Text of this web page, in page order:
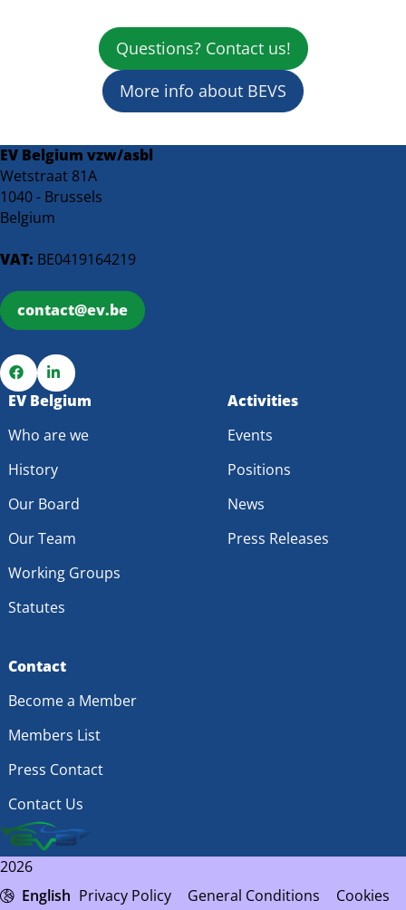
Questions? Contact us!
More info about BEVS
EV Belgium vzw/asbl
Wetstraat 81A
1040 - Brussels
Belgium
VAT: BE0419164219
contact@ev.be
Go
Facebook
Go
LinkedIn
EV Belgium
Who are we
History
Our Board
Our Team
Working Groups
Statutes
Activities
Events
Positions
News
Press Releases
Contact
Become a Member
Members List
Press Contact
Contact Us
2026
English Privacy Policy General Conditions Cookies